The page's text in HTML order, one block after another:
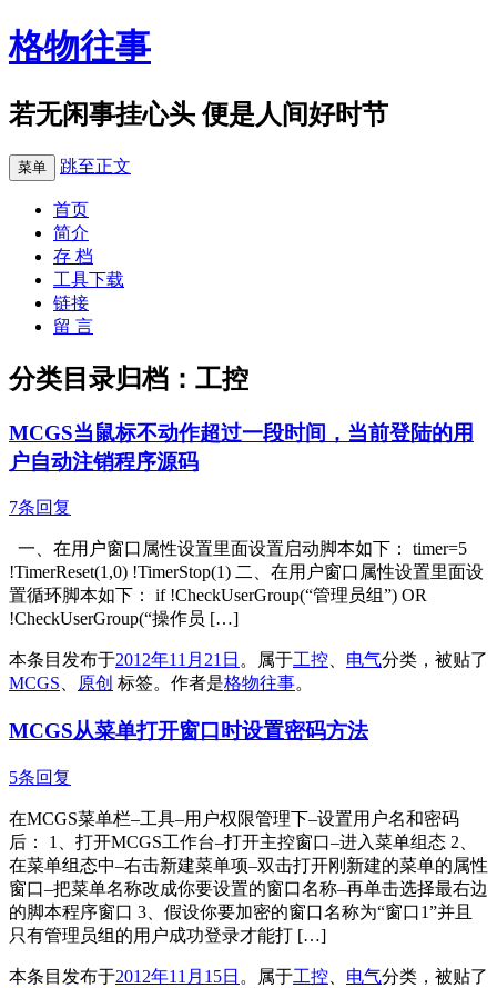
格物往事
若无闲事挂心头 便是人间好时节
菜单 跳至正文
首页
简介
存 档
工具下载
链接
留 言
分类目录归档： 工控
MCGS当鼠标不动作超过一段时间，当前登陆的用
户自动注销程序源码
7条回复
一、在用户窗口属性设置里面设置启动脚本如下： timer=5
!TimerReset(1,0) !TimerStop(1) 二、在用户窗口属性设置里面设
置循环脚本如下： if !CheckUserGroup(“管理员组”) OR
!CheckUserGroup(“操作员 […]
本条目发布于2012年11月21日 。属于工控 电气分类，被贴了
MCGS
原创 标签。 作者是格物往事。
MCGS从菜单打开窗口时设置密码方法
5条回复
在MCGS菜单栏–工具–用户权限管理下–设置用户名和密码
后： 1、打开MCGS工作台–打开主控窗口–进入菜单组态 2、
在菜单组态中–右击新建菜单项–双击打开刚新建的菜单的属性
窗口–把菜单名称改成你要设置的窗口名称–再单击选择最右边
的脚本程序窗口 3、假设你要加密的窗口名称为“窗口1”并且
只有管理员组的用户成功登录才能打 […]
本条目发布于2012年11月15日 。属于工控 电气分类，被贴了